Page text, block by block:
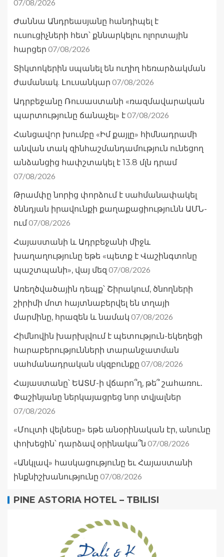
07/08/2026
Ժաննա Անդրեասյանը հանդիպել է
ուսուցիչների հետ՝ քննարկելու ոլորտային
հարցեր 07/08/2026
Տիկտոկերին սպանել են ուղիղ հեռարձակման
ժամանակ. Լուսանկար 07/08/2026
Ադրբեջանը Ռուսաստանի «ռազմավարական
պարտությունը ճանաչել» է07/08/2026
Հանցավnր խումբը «Իմ քայլը» հիմնադրամի
անվան տակ զինհաշմանդամություն ունեցող
անձանցից հափշտակել է 13.8 մլն դրամ
07/08/2026
Թրամփը նորից փորձում է սահմանափակել
ծննդյան իրավունքի քաղաքացիությունն ԱՄՆ-
ում07/08/2026
Հայաստանի և Ադրբեջանի միջև
խաղաղությունը եթե «պետք է Վաշինգտոնը
պաշտպանի», վայ մեզ 07/08/2026
Առեղծվածային դեպք՝ Շիրակում, ծնողների
շիրիմի մոտ հայտնաբերվել են տղայի
մարմինը, հրազեն և նամակ 07/08/2026
Հիմնովին խարխլվում է պետություն-եկեղեցի
հարաբերությունների տարանջատման
սահմանադրական սկզբունքը 07/08/2026
Հայաստանը՝ ԵԱՏՄ-ի վճարո՞ղ, թե՞ շահառու․
Փաշինյանը ներկայացրեց նոր տվյալներ
07/08/2026
«Մուլտի վելնեսը» եթե անօրինական էր, անունը
փոխեցին՝ դարձավ օրինակա՞ն 07/08/2026
«Անկլավ» հասկացությունը եւ Հայաստանի
ինքնիշխանությունը 07/08/2026
PINE ASTORIA HOTEL – TBILISI